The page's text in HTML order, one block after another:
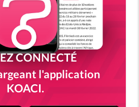
CONNECTÉ
l'application
KOACI.